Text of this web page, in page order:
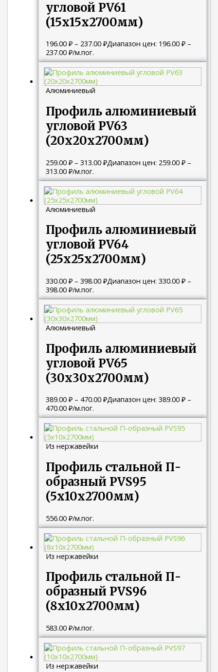
угловой PV61
(15х15х2700мм)
196.00₽ – 237.00₽Диапазон цен: 196.00 ₽ –
237.00 ₽/м.пог.
Алюминиевый
Профиль алюминиевый
угловой PV63
(20х20х2700мм)
259.00₽ – 313.00₽Диапазон цен: 259.00 ₽ –
313.00 ₽/м.пог.
Алюминиевый
Профиль алюминиевый
угловой PV64
(25х25х2700мм)
330.00₽ – 398.00₽Диапазон цен: 330.00 ₽ –
398.00 ₽/м.пог.
Алюминиевый
Профиль алюминиевый
угловой PV65
(30х30х2700мм)
389.00₽ – 470.00₽Диапазон цен: 389.00 ₽ –
470.00 ₽/м.пог.
Из нержавейки
Профиль стальной П-
образный PVS95
(5х10х2700мм)
556.00₽/м.пог.
Из нержавейки
Профиль стальной П-
образный PVS96
(8х10х2700мм)
583.00₽/м.пог.
Из нержавейки